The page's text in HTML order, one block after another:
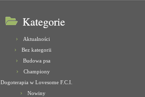
Kategorie
Aktualności
Bez kategorii
Budowa psa
Championy
Dogoterapia w Lovesome F.C.I.
Nowiny